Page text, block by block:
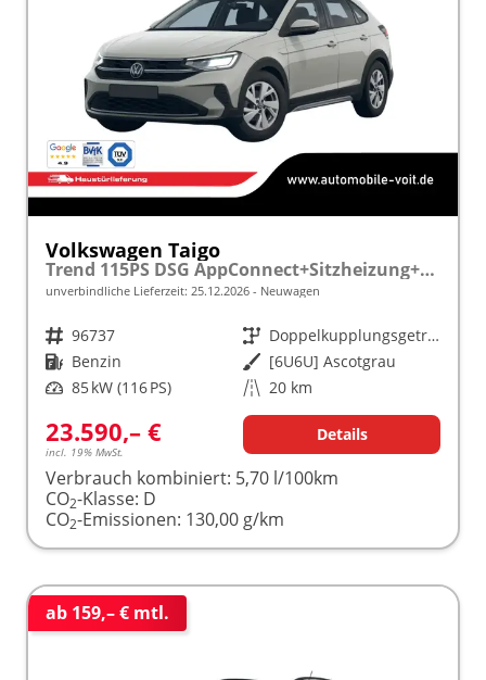
Volkswagen Taigo
Trend 115PS DSG AppConnect+Sitzheizung+PDC+Alu16+LED+DAB+FrontAssist
unverbindliche Lieferzeit: 25.12.2026 Neuwagen
Fahrzeugnr. 96737 Getriebe
Doppelkupplungsgetriebe (DSG)
Kraftstoff Benzin Außenfarbe [6U6U] Ascotgrau
Leistung 85 kW (116 PS) Kilometerstand 20 km
23.590,– €
incl. 19% MwSt.
Details
Verbrauch kombiniert: 5,70 l/100km
CO2-Klasse: D
CO2-Emissionen: 130,00 g/km
ab 159,– € mtl.